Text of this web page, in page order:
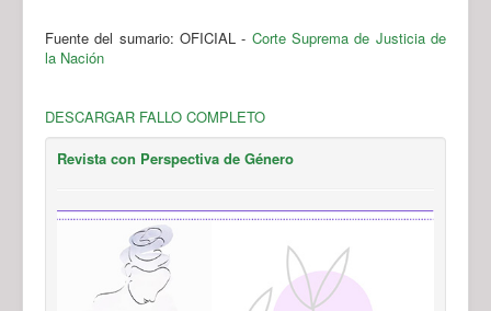
Fuente del sumario: OFICIAL - Corte Suprema de Justicia de
la Nación
DESCARGAR FALLO COMPLETO
Revista con Perspectiva de Género